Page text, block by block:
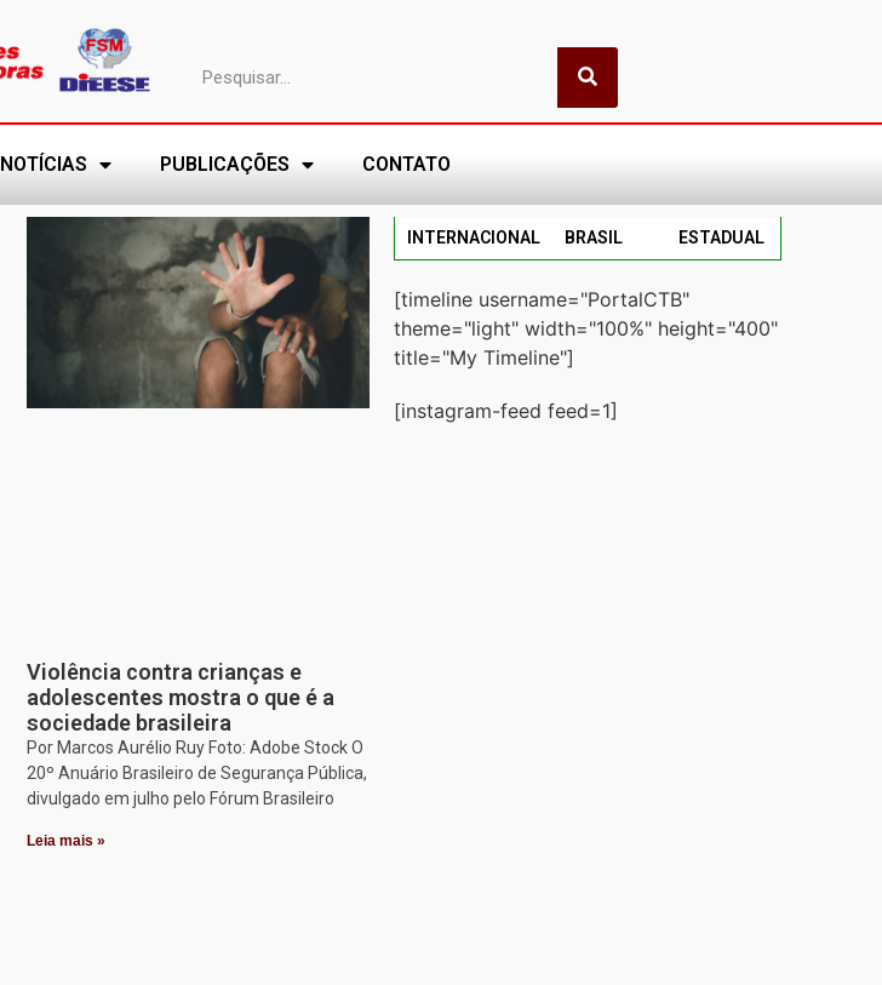
NOTÍCIAS PUBLICAÇÕES CONTATO
Violência contra crianças e
adolescentes mostra o que é a
sociedade brasileira
Por Marcos Aurélio Ruy Foto: Adobe Stock O
20º Anuário Brasileiro de Segurança Pública,
divulgado em julho pelo Fórum Brasileiro
Leia mais »
INTERNACIONAL BRASIL ESTADUAL
[timeline username="PortalCTB"
theme="light" width="100%" height="400"
title="My Timeline"]
[instagram-feed feed=1]